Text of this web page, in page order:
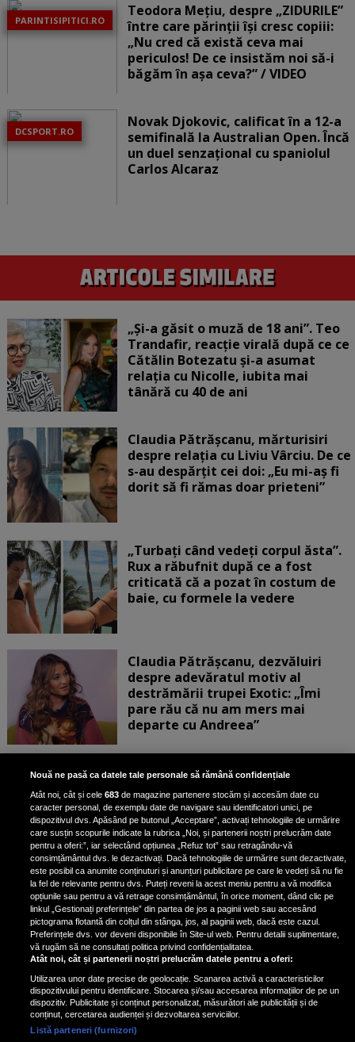
PARINTISIPITICI.RO
Teodora Mețiu, despre „ZIDURILE”
între care părinții își cresc copiii:
„Nu cred că există ceva mai
periculos! De ce insistăm noi să-i
băgăm în așa ceva?” / VIDEO
DCSPORT.RO
Novak Djokovic, calificat în a 12-a
semifinală la Australian Open. Încă
un duel senzațional cu spaniolul
Carlos Alcaraz
„Și-a găsit o muză de 18 ani”. Teo
Trandafir, reacție virală după ce ce
Cătălin Botezatu și-a asumat
relația cu Nicolle, iubita mai
tânără cu 40 de ani
Claudia Pătrășcanu, mărturisiri
despre relația cu Liviu Vârciu. De ce
s-au despărțit cei doi: „Eu mi-aș fi
dorit să fi rămas doar prieteni”
„Turbați când vedeți corpul ăsta”.
Rux a răbufnit după ce a fost
criticată că a pozat în costum de
baie, cu formele la vedere
Claudia Pătrășcanu, dezvăluiri
despre adevăratul motiv al
destrămării trupei Exotic: „Îmi
pare rău că nu am mers mai
departe cu Andreea”
Scene incredibile! Ilinca Vandici a
pus mâna pe aparatul de
fotografiat al unui paparazzo și i l-
a aruncat la gunoi: „S-a dus la
poliție. Nu mai aveam aer”
Oana Moșneagu, mărturisiri
despre începutul relației cu Vlad
Gherman: „Eu am fost îngrozită de
aceasta posibilă relație”
Nouă ne pasă ca datele tale personale să rămână confidențiale
Atât noi, cât și cele683 de magazine partenere stocăm și accesăm date cu
caracter personal, de exemplu date de navigare sau identificatori unici, pe
dispozitivul dvs. Apăsând pe butonul „Acceptare”, activați tehnologiile de urmărire
care susțin scopurile indicate la rubrica „Noi, și partenerii noștri prelucrăm date
pentru a oferi:”, iar selectând opțiunea „Refuz tot” sau retragându-vă
consimțământul dvs. le dezactivați. Dacă tehnologiile de urmărire sunt dezactivate,
este posibil ca anumite conținuturi și anunțuri publicitare pe care le vedeți să nu fie
la fel de relevante pentru dvs. Puteți reveni la acest meniu pentru a vă modifica
opțiunile sau pentru a vă retrage consimțământul, în orice moment, dând clic pe
linkul „Gestionați preferințele” din partea de jos a paginii web sau accesând
pictograma flotantă din colțul din stânga, jos, al paginii web, dacă este cazul.
Preferințele dvs. vor deveni disponibile în Site-ul web. Pentru detalii suplimentare,
vă rugăm să ne consultați politica privind confidențialitatea.
Atât noi, cât și partenerii noștri prelucrăm datele pentru a oferi:
Utilizarea unor date precise de geolocație. Scanarea activă a caracteristicilor
dispozitivului pentru identificare. Stocarea și/sau accesarea informațiilor de pe un
dispozitiv. Publicitate și conținut personalizat, măsurători ale publicității și de
conținut, cercetarea audienței și dezvoltarea serviciilor.
Listă parteneri (furnizori)